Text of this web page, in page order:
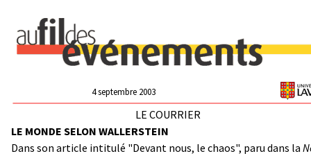
4 septembre 2003
LE COURRIER
LE MONDE SELON WALLERSTEIN
Dans son article intitulé "Devant nous, le chaos", paru dans la